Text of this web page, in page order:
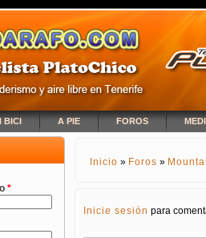
BICI A PIE FOROS
*
SE ENCUENTRA
Inicio » Foros »
Inicie sesión para